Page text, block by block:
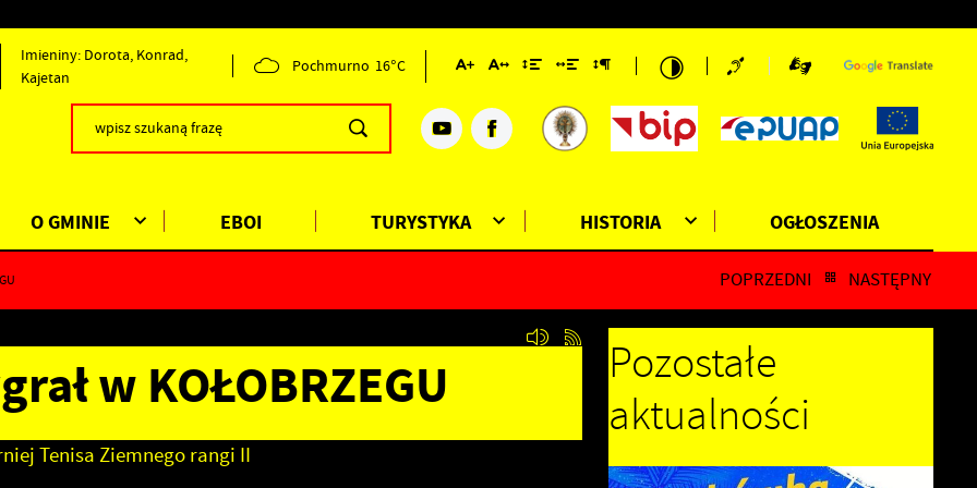
Imieniny: Dorota, Konrad,
Kajetan
Pochmurno 16°C
O GMINIE EBOI TURYSTYKA HISTORIA OGŁOSZENIA
POPRZEDNI NASTĘPNY
w KOŁOBRZEGU
Tenisa Ziemnego rangi II
Pozostałe
aktualności